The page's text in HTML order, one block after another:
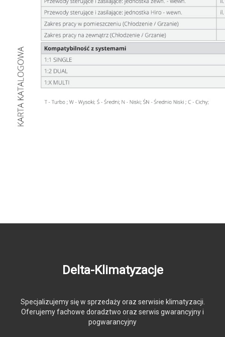
Delta-Klimatyzacje
Specjalizujemy się w sprzedaży oraz serwisie klimatyzacji.
Oferujemy fachowe doradztwo oraz serwis gwarancyjny i
pogwarancyjny